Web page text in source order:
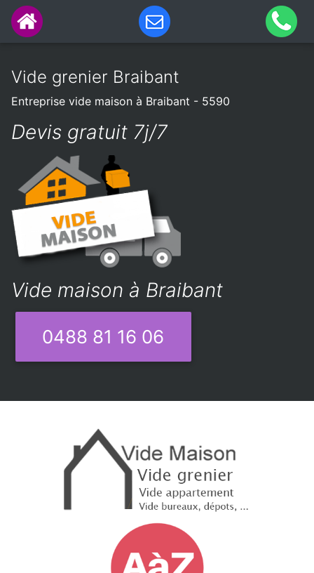
Vide grenier Braibant
Entreprise vide maison à Braibant - 5590
Devis gratuit 7j/7
Vide maison à Braibant
0488 81 16 06